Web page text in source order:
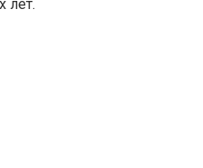
лет.